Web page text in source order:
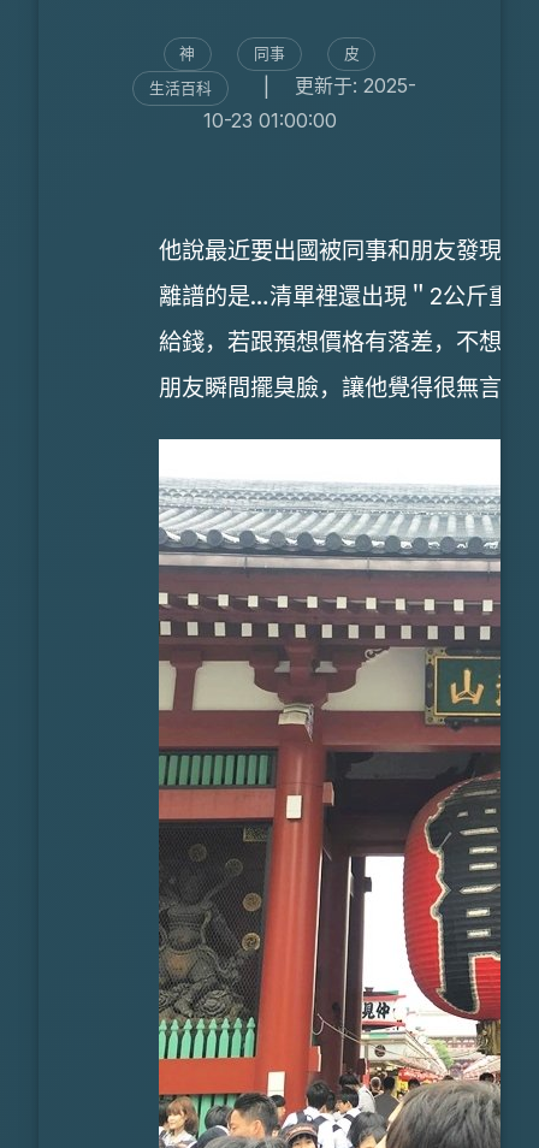
神 同事
皮
生活百科
更新于: 2025-
10-23 01:00:00
他說最近要出國被同事和朋友發現，
離譜的是…清單裡還出現＂2公斤重
給錢，若跟預想價格有落差，不想拿
朋友瞬間擺臭臉，讓他覺得很無言。